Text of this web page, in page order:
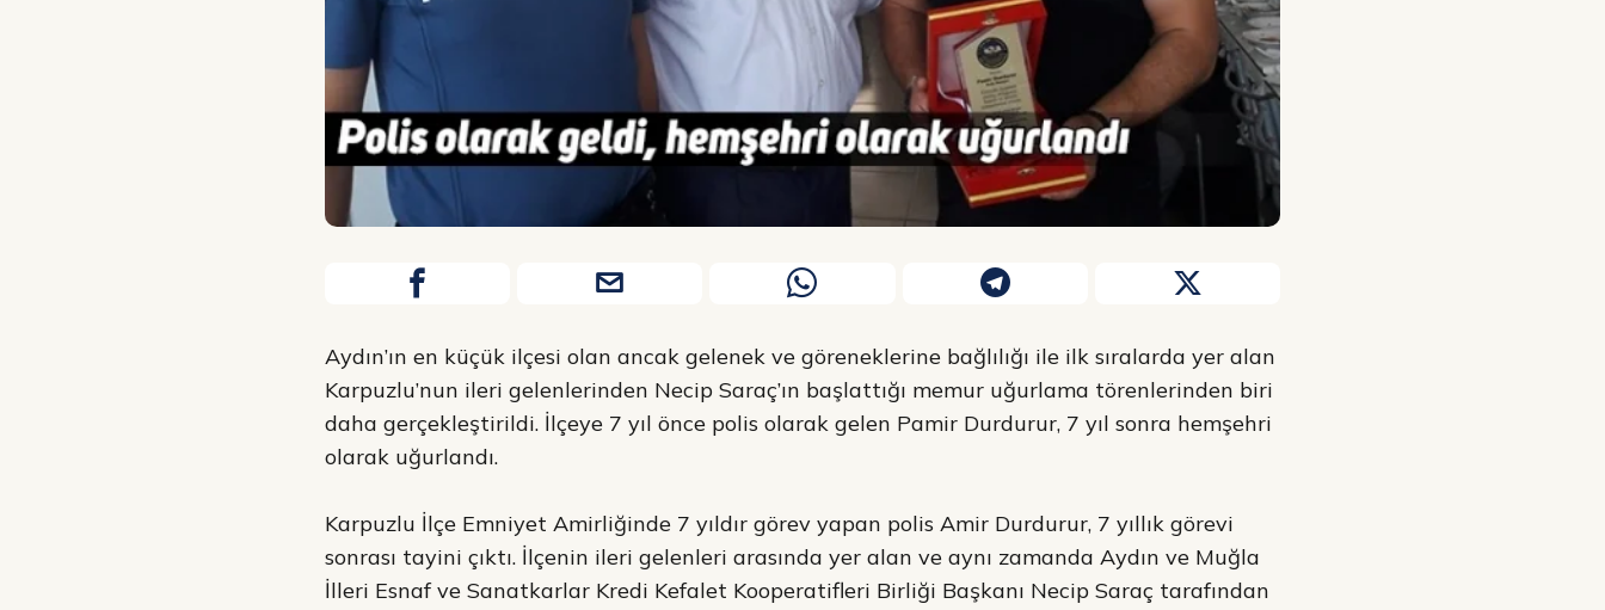
Aydın’ın en küçük ilçesi olan ancak gelenek ve göreneklerine bağlılığı ile ilk sıralarda yer alan
Karpuzlu’nun ileri gelenlerinden Necip Saraç’ın başlattığı memur uğurlama törenlerinden biri
daha gerçekleştirildi. İlçeye 7 yıl önce polis olarak gelen Pamir Durdurur, 7 yıl sonra hemşehri
olarak uğurlandı.
Karpuzlu İlçe Emniyet Amirliğinde 7 yıldır görev yapan polis Amir Durdurur, 7 yıllık görevi
sonrası tayini çıktı. İlçenin ileri gelenleri arasında yer alan ve aynı zamanda Aydın ve Muğla
İlleri Esnaf ve Sanatkarlar Kredi Kefalet Kooperatifleri Birliği Başkanı Necip Saraç tarafından